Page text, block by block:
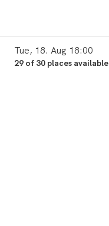
Tue, 18. Aug 18:00
29 of 30 places available